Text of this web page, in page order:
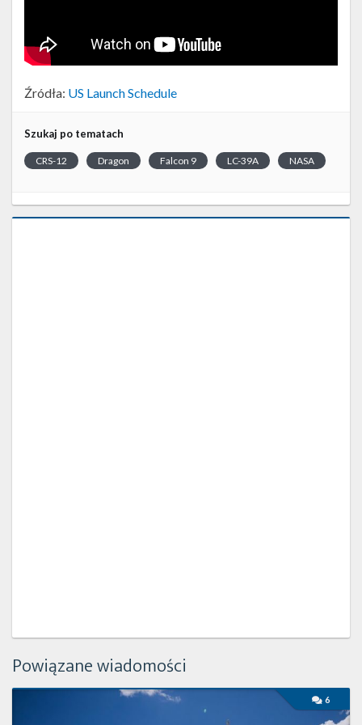
Źródła: US Launch Schedule
Szukaj po tematach
CRS-12 Dragon Falcon 9 LC-39A NASA
Powiązane wiadomości
6